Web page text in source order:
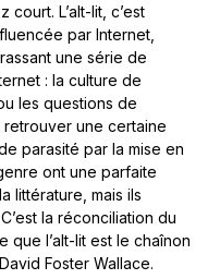
L’alt-lit, c’est
par Internet,
une série de
: la culture de
les questions de
retrouver une certaine
parasité par la mise en
ont une parfaite
littérature, mais ils
la réconciliation du
que l’alt-lit est le chaînon
Foster Wallace.